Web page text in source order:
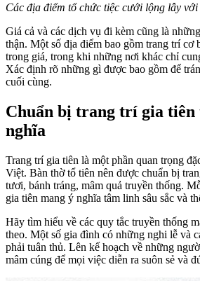
Các địa điểm tổ chức tiệc cưới lộng lẫy với
Giá cả và các dịch vụ đi kèm cũng là
thận. Một số địa điểm bao gồm trang trí cơ
trong giá, trong khi những nơi khác chỉ
Xác định rõ những gì được bao gồm để
cuối cùng.
Chuẩn bị trang trí gia tiên
nghĩa
Trang trí gia tiên là một phần quan trọng
Việt. Bàn thờ tổ tiên nên được chuẩn bị
tươi, bánh tráng, mâm quả truyền thống.
gia tiên mang ý nghĩa tâm linh sâu sắc và
Hãy tìm hiểu về các quy tắc truyền thống
theo. Một số gia đình có những nghi lễ và
phải tuân thủ. Lên kế hoạch về những
mâm cúng để mọi việc diễn ra suôn sẻ và